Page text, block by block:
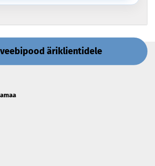
veebipood äriklientidele